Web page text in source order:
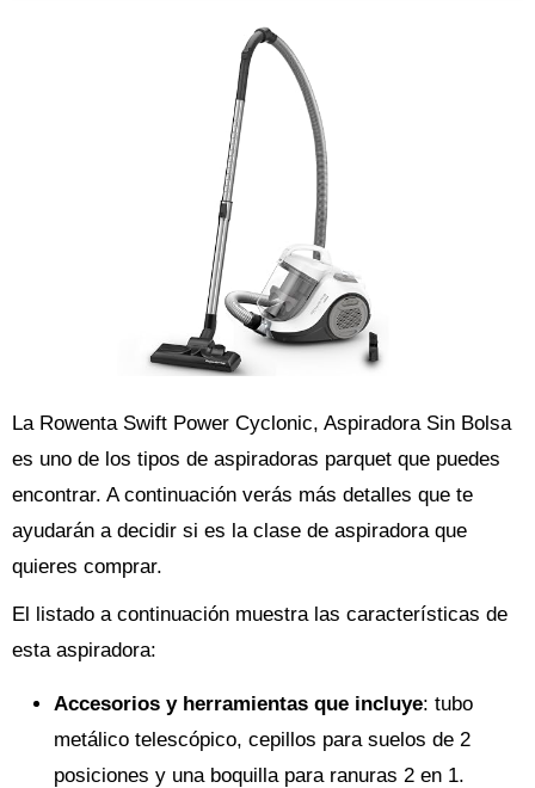
La Rowenta Swift Power Cyclonic, Aspiradora Sin Bolsa
es uno de los tipos de aspiradoras parquet que puedes
encontrar. A continuación verás más detalles que te
ayudarán a decidir si es la clase de aspiradora que
quieres comprar.
El listado a continuación muestra las características de
esta aspiradora:
Accesorios y herramientas que incluye: tubo
metálico telescópico, cepillos para suelos de 2
posiciones y una boquilla para ranuras 2 en 1.